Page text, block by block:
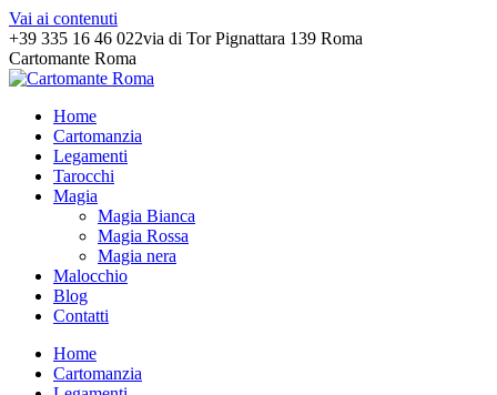
Vai ai contenuti
+39 335 16 46 022via di Tor Pignattara 139 Roma
Cartomante Roma
Home
Cartomanzia
Legamenti
Tarocchi
Magia
Magia Bianca
Magia Rossa
Magia nera
Malocchio
Blog
Contatti
Home
Cartomanzia